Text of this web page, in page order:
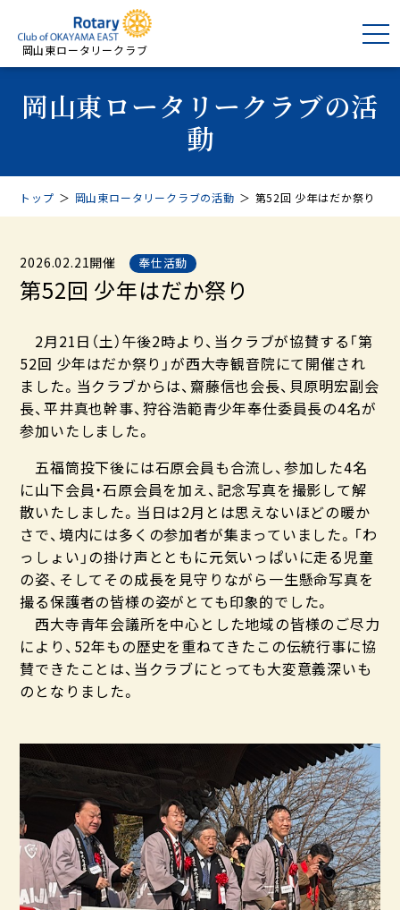
岡山東ロータリークラブ
岡山東ロータリークラブの活
動
トップ ＞ 岡山東ロータリークラブの活動 ＞ 第52回 少年はだか祭り
2026.02.21開催 奉仕活動
第52回 少年はだか祭り
2月21日（土）午後2時より、当クラブが協賛する「第
52回 少年はだか祭り」が西大寺観音院にて開催され
ました。当クラブからは、齋藤信也会長、貝原明宏副会
長、平井真也幹事、狩谷浩範青少年奉仕委員長の4名が
参加いたしました。
五福筒投下後には石原会員も合流し、参加した4名
に山下会員・石原会員を加え、記念写真を撮影して解
散いたしました。当日は2月とは思えないほどの暖か
さで、境内には多くの参加者が集まっていました。「わ
っしょい」の掛け声とともに元気いっぱいに走る児童
の姿、そしてその成長を見守りながら一生懸命写真を
撮る保護者の皆様の姿がとても印象的でした。
西大寺青年会議所を中心とした地域の皆様のご尽力
により、52年もの歴史を重ねてきたこの伝統行事に協
賛できたことは、当クラブにとっても大変意義深いも
のとなりました。